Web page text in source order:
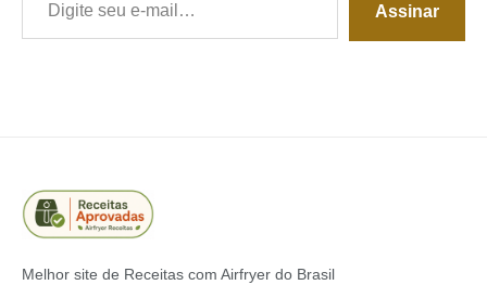
Assinar
Melhor site de Receitas com Airfryer do Brasil